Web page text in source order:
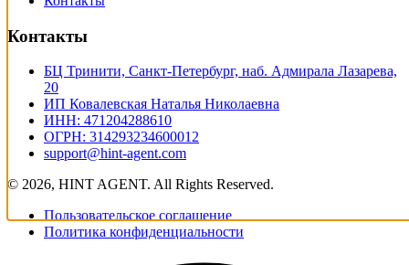
Контакты
БЦ Тринити, Санкт-Петербург, наб. Адмирала Лазарева,
20
ИП Ковалевская Наталья Николаевна
ИНН: 471204288610
ОГРН: 314293234600012
support@hint-agent.com
© 2026, HINT AGENT. All Rights Reserved.
Пользовательское соглашение
Политика конфиденциальности